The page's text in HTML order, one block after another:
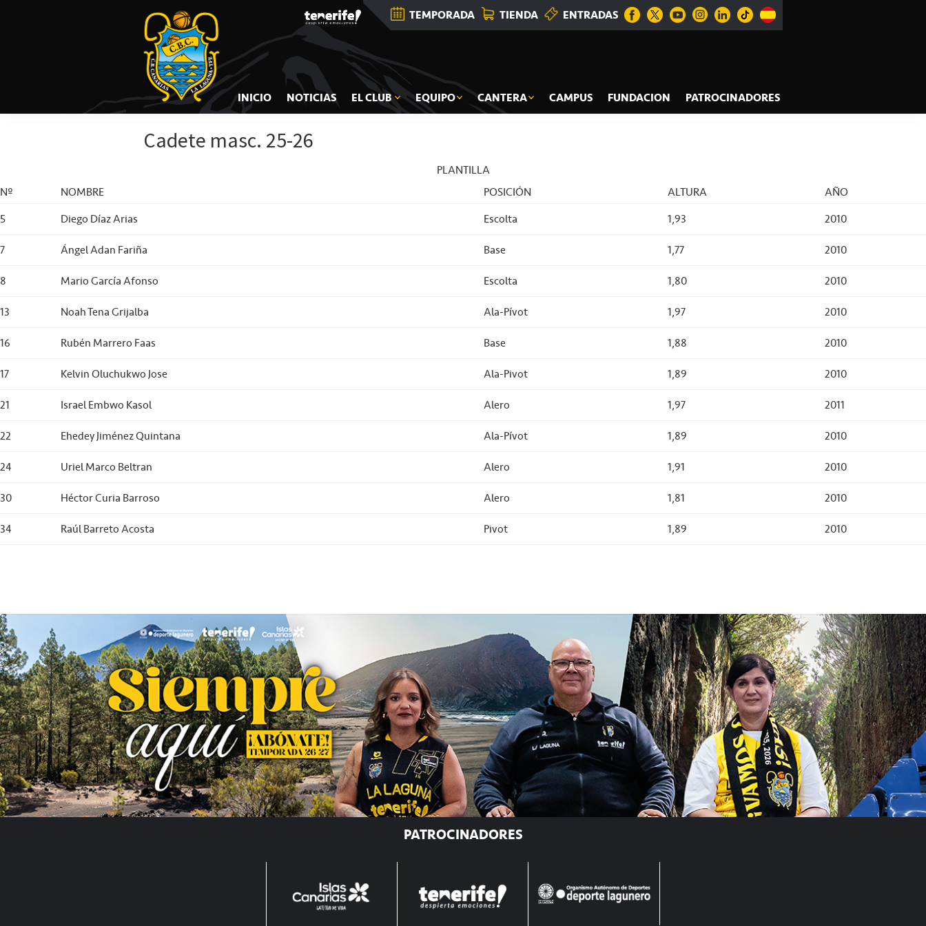
principal
CB
CANARIAS
TEMPORADA TIENDA ENTRADAS
INICIO NOTICIAS EL CLUB EQUIPO CANTERA CAMPUS FUNDACION PATROCINADORES
Cadete masc. 25-26
PLANTILLA
Nº
NOMBRE POSICIÓN ALTURA
AÑO
5
Diego Díaz Arias Escolta 1,93
2010
7
Ángel Adan Fariña Base 1,77
2010
8
Mario García Afonso Escolta 1,80
2010
13
Noah Tena Grijalba Ala-Pívot 1,97
2010
16
Rubén Marrero Faas Base 1,88
2010
17
Kelvin Oluchukwo Jose Ala-Pivot 1,89
2010
21
Israel Embwo Kasol Alero 1,97
2011
22
Ehedey Jiménez Quintana Ala-Pívot 1,89
2010
24
Uriel Marco Beltran Alero 1,91
2010
30
Héctor Curia Barroso Alero 1,81
2010
34
Raúl Barreto Acosta Pivot 1,89 2010
PATROCINADORES